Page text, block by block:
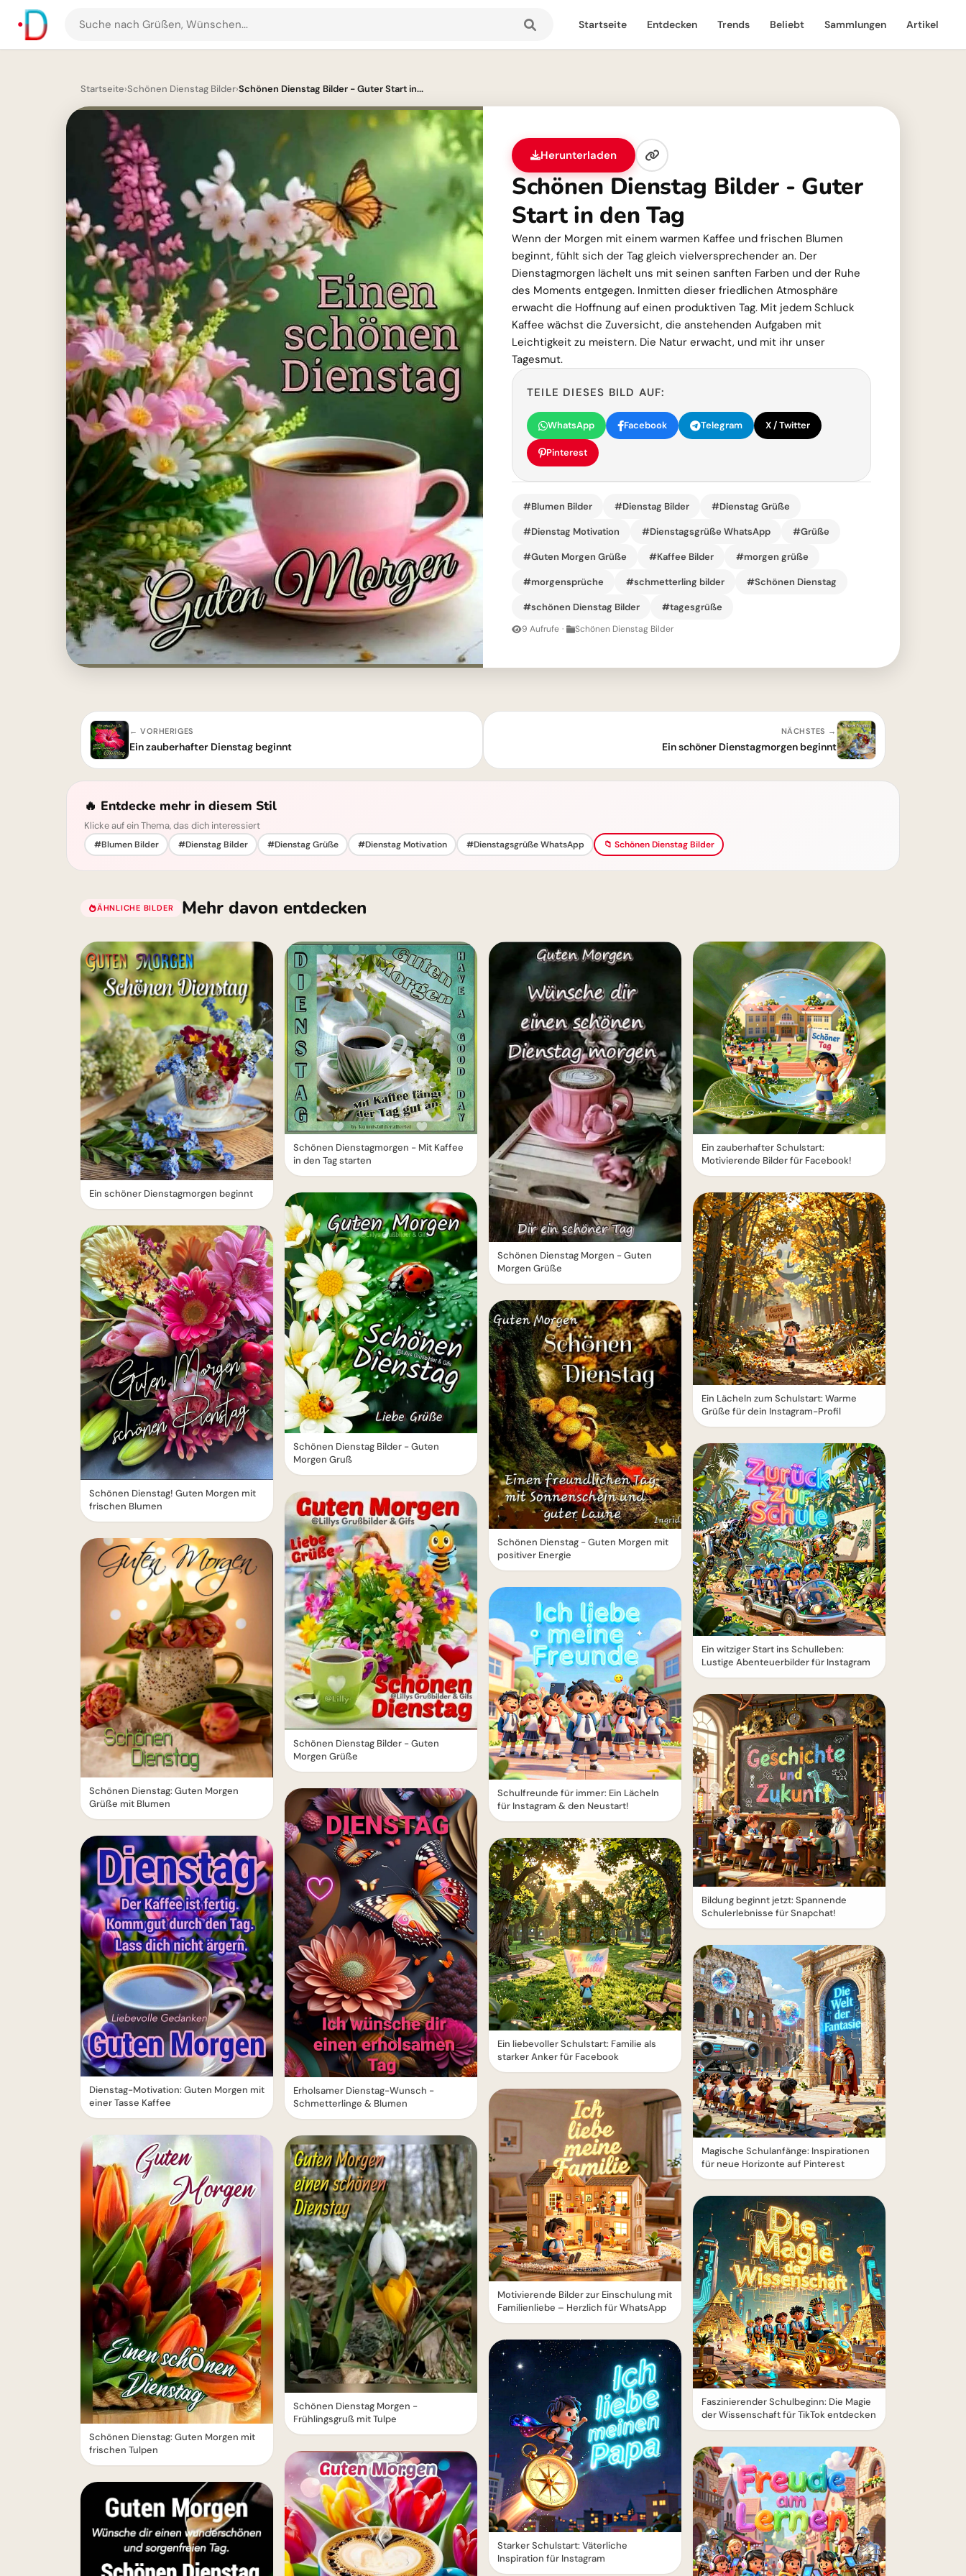
Suche
nach
und
Startseite Entdecken Trends Beliebt Sammlungen Artikel
Startseite›Schönen Dienstag Bilder›Schönen Dienstag Bilder - Guter Start in...
Herunterladen
Schönen Dienstag Bilder - Guter
Start in den Tag
Wenn der Morgen mit einem warmen Kaffee und frischen Blumen
beginnt, fühlt sich der Tag gleich vielversprechender an. Der
Dienstagmorgen lächelt uns mit seinen sanften Farben und der Ruhe
des Moments entgegen. Inmitten dieser friedlichen Atmosphäre
erwacht die Hoffnung auf einen produktiven Tag. Mit jedem Schluck
Kaffee wächst die Zuversicht, die anstehenden Aufgaben mit
Leichtigkeit zu meistern. Die Natur erwacht, und mit ihr unser
Tagesmut.
TEILE DIESES BILD AUF:
WhatsApp Facebook Telegram X / Twitter
Pinterest
#Blumen Bilder #Dienstag Bilder #Dienstag Grüße
#Dienstag Motivation #Dienstagsgrüße WhatsApp #Grüße
#Guten Morgen Grüße #Kaffee Bilder #morgen grüße
#morgensprüche #schmetterling bilder #Schönen Dienstag
#schönen Dienstag Bilder #tagesgrüße
9 Aufrufe · Schönen Dienstag Bilder
← VORHERIGES
Ein zauberhafter Dienstag beginnt
NÄCHSTES →
Ein schöner Dienstagmorgen beginnt
🔥 Entdecke mehr in diesem Stil
Klicke auf ein Thema, das dich interessiert
#Blumen Bilder #Dienstag Bilder #Dienstag Grüße #Dienstag Motivation #Dienstagsgrüße WhatsApp 📁 Schönen Dienstag Bilder
ÄHNLICHE BILDER Mehr davon entdecken
Ein schöner Dienstagmorgen beginnt
Schönen Dienstag! Guten Morgen mit
frischen Blumen
Schönen Dienstag: Guten Morgen
Grüße mit Blumen
Dienstag-Motivation: Guten Morgen mit
einer Tasse Kaffee
Schönen Dienstag: Guten Morgen mit
frischen Tulpen
Schönen Dienstagmorgen - Mit Kaffee
in den Tag starten
Schönen Dienstag Bilder - Guten
Morgen Gruß
Schönen Dienstag Bilder - Guten
Morgen Grüße
Erholsamer Dienstag-Wunsch -
Schmetterlinge & Blumen
Schönen Dienstag Morgen -
Frühlingsgruß mit Tulpe
Schönen Dienstag Morgen - Guten
Morgen Grüße
Schönen Dienstag - Guten Morgen mit
positiver Energie
Schulfreunde für immer: Ein Lächeln
für Instagram & den Neustart!
Ein liebevoller Schulstart: Familie als
starker Anker für Facebook
Motivierende Bilder zur Einschulung mit
Familienliebe – Herzlich für WhatsApp
Starker Schulstart: Väterliche
Inspiration für Instagram
Ein zauberhafter Schulstart:
Motivierende Bilder für Facebook!
Ein Lächeln zum Schulstart: Warme
Grüße für dein Instagram-Profil
Ein witziger Start ins Schulleben:
Lustige Abenteuerbilder für Instagram
Bildung beginnt jetzt: Spannende
Schulerlebnisse für Snapchat!
Magische Schulanfänge: Inspirationen
für neue Horizonte auf Pinterest
Faszinierender Schulbeginn: Die Magie
der Wissenschaft für TikTok entdecken